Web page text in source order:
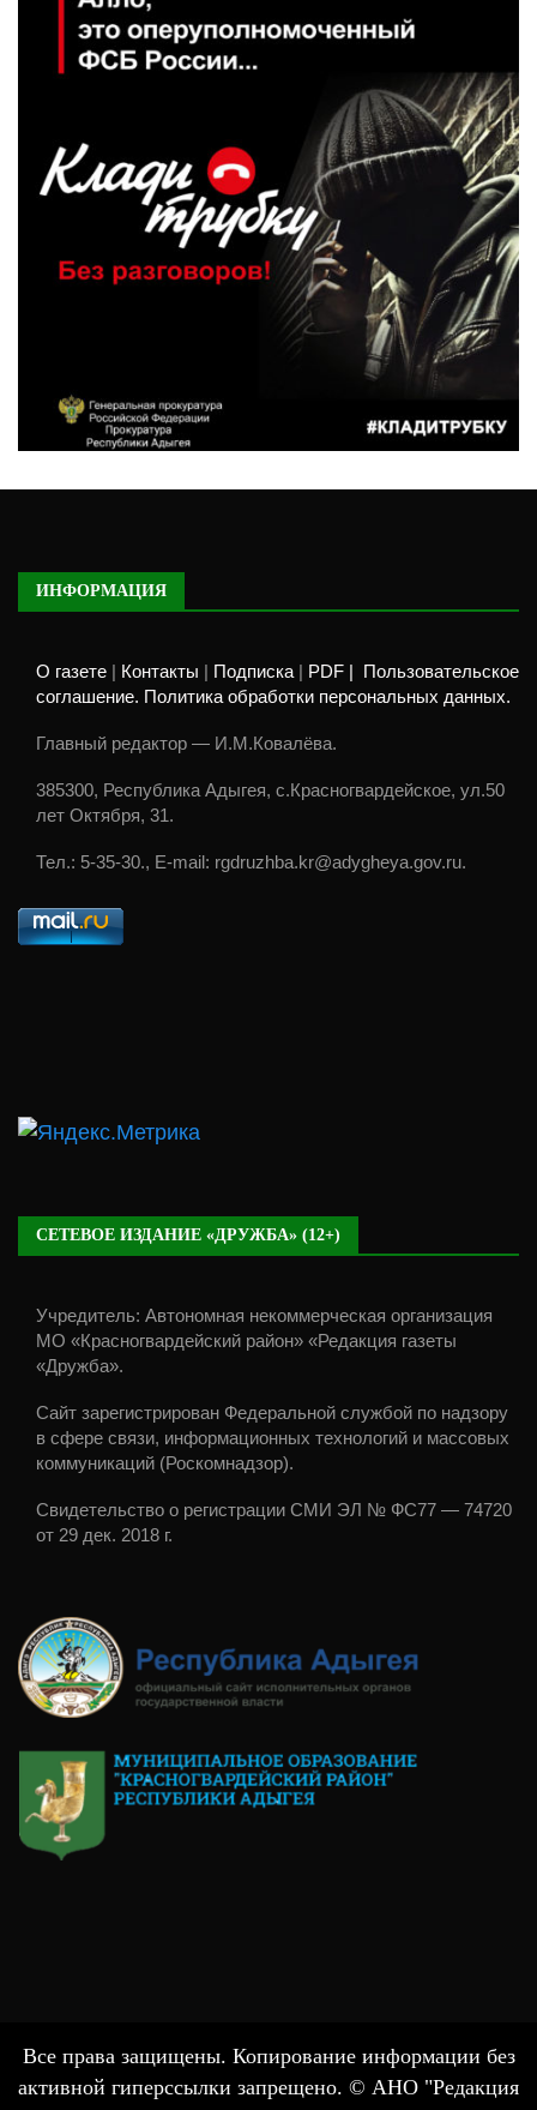
ИНФОРМАЦИЯ
О газете Контакты Подписка PDF |
Пользовательское
соглашение. Политика обработки персональных данных.
Главный редактор — И.М.Ковалёва.
385300, Республика Адыгея, с.Красногвардейское, ул.50
лет Октября, 31.
Тел.: 5-35-30., E-mail: rgdruzhba.kr@adygheya.gov.ru.
СЕТЕВОЕ ИЗДАНИЕ «ДРУЖБА» (12+)
Учредитель: Автономная некоммерческая организация
МО «Красногвардейский район» «Редакция газеты
«Дружба».
Сайт зарегистрирован Федеральной службой по надзору
в сфере связи, информационных технологий и массовых
коммуникаций (Роскомнадзор).
Свидетельство о регистрации СМИ ЭЛ № ФС77 — 74720
от 29 дек. 2018 г.
Все права защищены. Копирование информации без
активной гиперссылки запрещено. © АНО "Редакция